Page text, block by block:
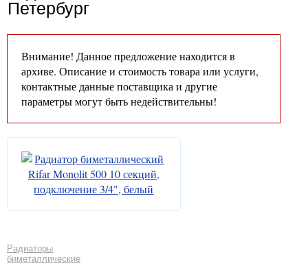
Петербург
Внимание! Данное предложение находится в
архиве. Описание и стоимость товара или услуги,
контактные данные поставщика и другие
параметры могут быть недействительны!
Радиаторы
биметаллические